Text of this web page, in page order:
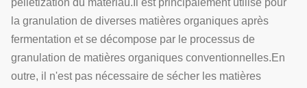
pelletization du matériau.Il est principalement utilisé pour
la granulation de diverses matières organiques après
fermentation et se décompose par le processus de
granulation de matières organiques conventionnelles.En
outre, il n'est pas nécessaire de sécher les matières